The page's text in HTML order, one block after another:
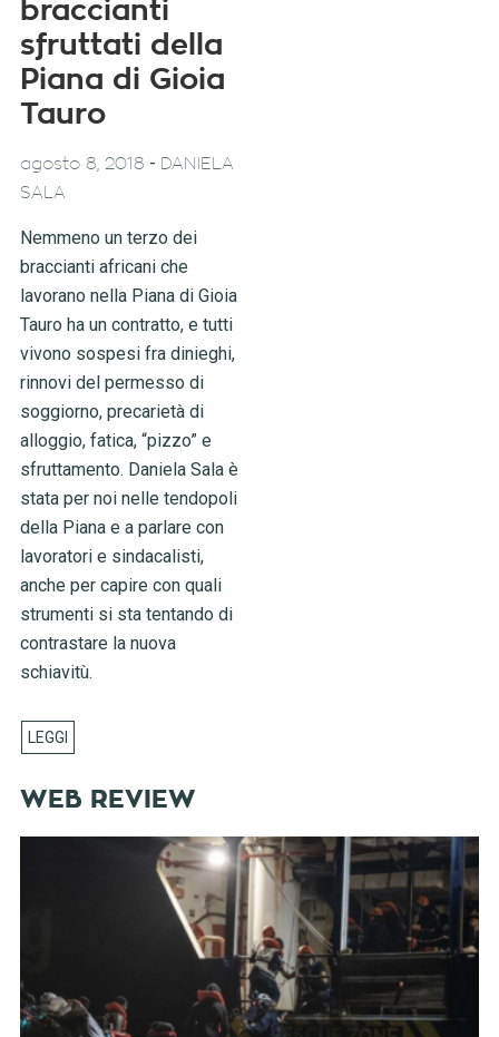
braccianti
sfruttati della
Piana di Gioia
Tauro
agosto 8, 2018 - DANIELA
SALA
Nemmeno un terzo dei
braccianti africani che
lavorano nella Piana di Gioia
Tauro ha un contratto, e tutti
vivono sospesi fra dinieghi,
rinnovi del permesso di
soggiorno, precarietà di
alloggio, fatica, “pizzo” e
sfruttamento. Daniela Sala è
stata per noi nelle tendopoli
della Piana e a parlare con
lavoratori e sindacalisti,
anche per capire con quali
strumenti si sta tentando di
contrastare la nuova
schiavitù.
WEB REVIEW